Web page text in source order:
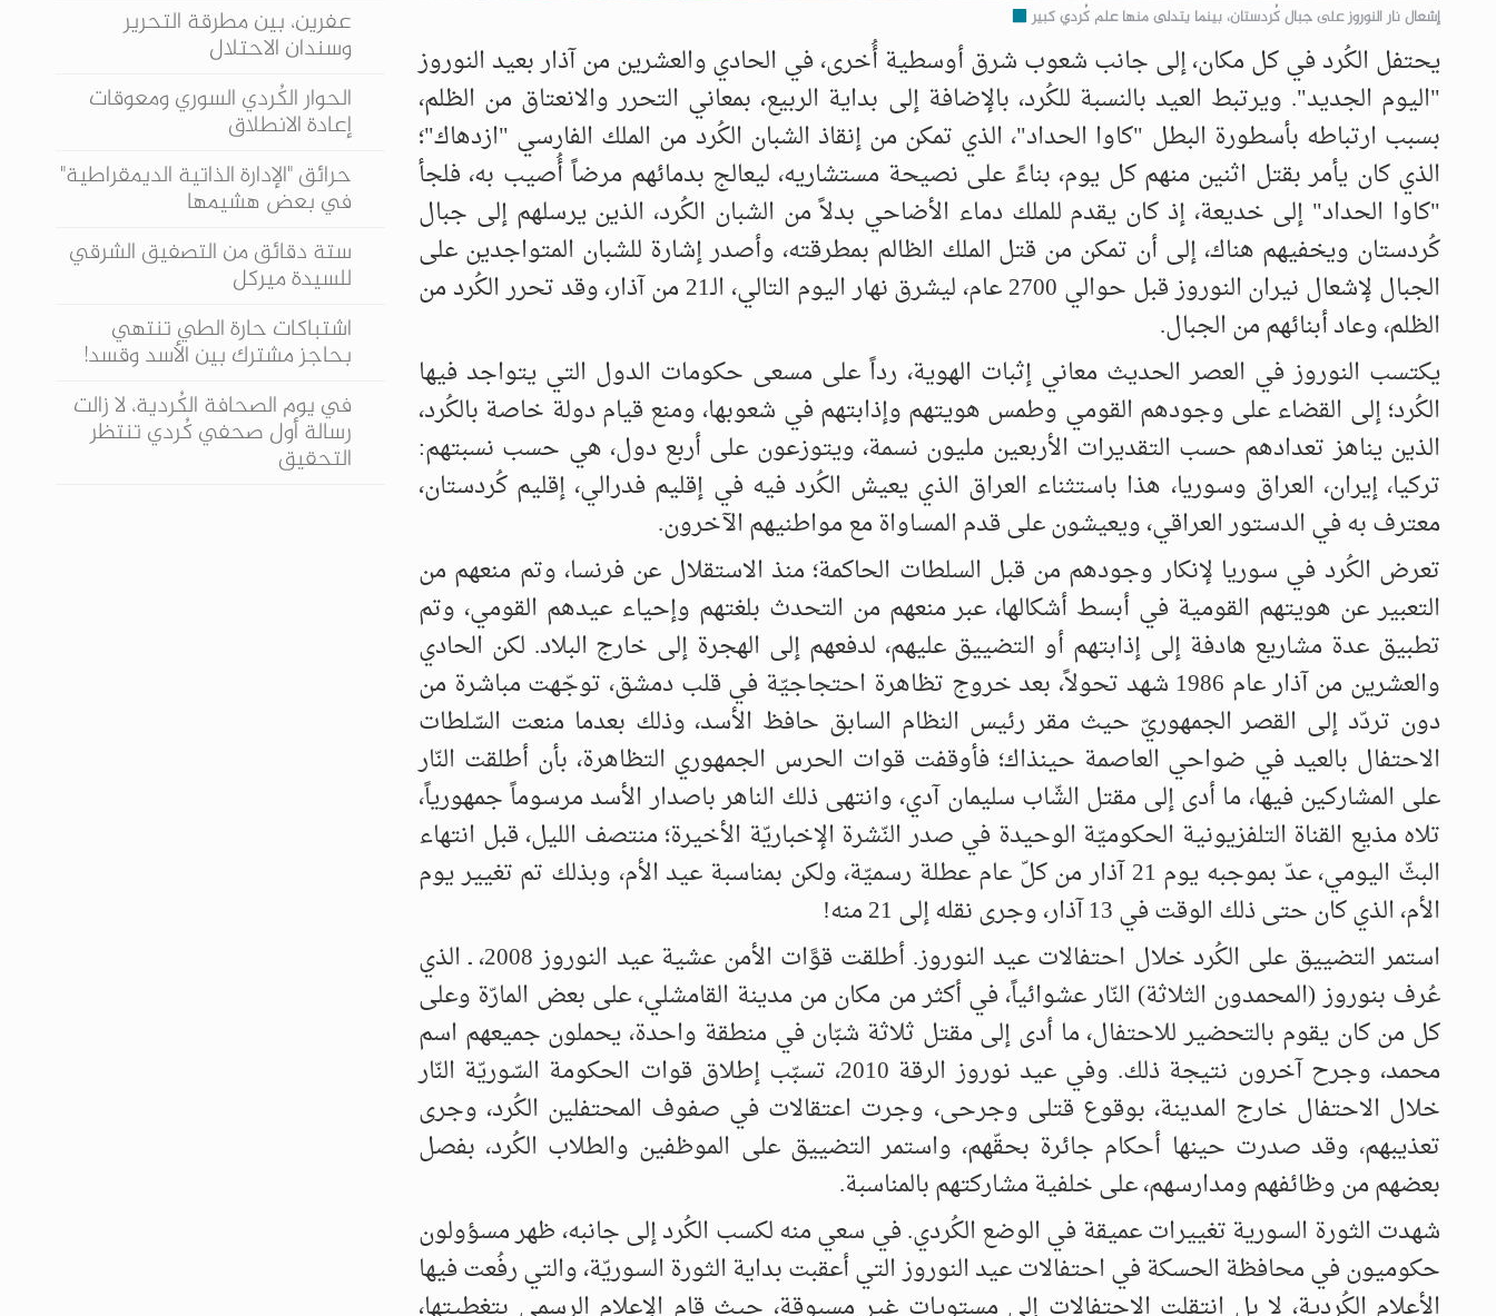
إشعال نار النوروز على جبال كُردستان، بينما يتدلى منها علم كُردي كبير
يحتفل الكُرد في كل مكان، إلى جانب شعوب شرق أوسطية أُخرى، في الحادي والعشرين من آذار بعيد النوروز
"اليوم الجديد". ويرتبط العيد بالنسبة للكُرد، بالإضافة إلى بداية الربيع، بمعاني التحرر والانعتاق من الظلم،
بسبب ارتباطه بأسطورة البطل "كاوا الحداد"، الذي تمكن من إنقاذ الشبان الكُرد من الملك الفارسي "ازدهاك"؛
الذي كان يأمر بقتل اثنين منهم كل يوم، بناءً على نصيحة مستشاريه، ليعالج بدمائهم مرضاً أُصيب به، فلجأ
"كاوا الحداد" إلى خديعة، إذ كان يقدم للملك دماء الأضاحي بدلاً من الشبان الكُرد، الذين يرسلهم إلى جبال
كُردستان ويخفيهم هناك، إلى أن تمكن من قتل الملك الظالم بمطرقته، وأصدر إشارة للشبان المتواجدين على
الجبال لإشعال نيران النوروز قبل حوالي 2700 عام، ليشرق نهار اليوم التالي، الـ21 من آذار، وقد تحرر الكُرد من
الظلم، وعاد أبنائهم من الجبال.
يكتسب النوروز في العصر الحديث معاني إثبات الهوية، رداً على مسعى حكومات الدول التي يتواجد فيها
الكُرد؛ إلى القضاء على وجودهم القومي وطمس هويتهم وإذابتهم في شعوبها، ومنع قيام دولة خاصة بالكُرد،
الذين يناهز تعدادهم حسب التقديرات الأربعين مليون نسمة، ويتوزعون على أربع دول، هي حسب نسبتهم:
تركيا، إيران، العراق وسوريا، هذا باستثناء العراق الذي يعيش الكُرد فيه في إقليم فدرالي، إقليم كُردستان،
معترف به في الدستور العراقي، ويعيشون على قدم المساواة مع مواطنيهم الآخرون.
تعرض الكُرد في سوريا لإنكار وجودهم من قبل السلطات الحاكمة؛ منذ الاستقلال عن فرنسا، وتم منعهم من
التعبير عن هويتهم القومية في أبسط أشكالها، عبر منعهم من التحدث بلغتهم وإحياء عيدهم القومي، وتم
تطبيق عدة مشاريع هادفة إلى إذابتهم أو التضييق عليهم، لدفعهم إلى الهجرة إلى خارج البلاد. لكن الحادي
والعشرين من آذار عام 1986 شهد تحولاً، بعد خروج تظاهرة احتجاجيّة في قلب دمشق، توجّهت مباشرة من
دون تردّد إلى القصر الجمهوريّ حيث مقر رئيس النظام السابق حافظ الأسد، وذلك بعدما منعت السّلطات
الاحتفال بالعيد في ضواحي العاصمة حينذاك؛ فأوقفت قوات الحرس الجمهوري التظاهرة، بأن أطلقت النّار
على المشاركين فيها، ما أدى إلى مقتل الشّاب سليمان آدي، وانتهى ذلك الناهر باصدار الأسد مرسوماً جمهورياً،
تلاه مذيع القناة التلفزيونية الحكوميّة الوحيدة في صدر النّشرة الإخباريّة الأخيرة؛ منتصف الليل، قبل انتهاء
البثّ اليومي، عدّ بموجبه يوم 21 آذار من كلّ عام عطلة رسميّة، ولكن بمناسبة عيد الأم، وبذلك تم تغيير يوم
الأم، الذي كان حتى ذلك الوقت في 13 آذار، وجرى نقله إلى 21 منه!
استمر التضييق على الكُرد خلال احتفالات عيد النوروز. أطلقت قوَّات الأمن عشية عيد النوروز 2008، ـ الذي
عُرف بنوروز (المحمدون الثلاثة) النّار عشوائياً، في أكثر من مكان من مدينة القامشلي، على بعض المارّة وعلى
كل من كان يقوم بالتحضير للاحتفال، ما أدى إلى مقتل ثلاثة شبّان في منطقة واحدة، يحملون جميعهم اسم
محمد، وجرح آخرون نتيجة ذلك. وفي عيد نوروز الرقة 2010، تسبّب إطلاق قوات الحكومة السّوريّة النّار
خلال الاحتفال خارج المدينة، بوقوع قتلى وجرحى، وجرت اعتقالات في صفوف المحتفلين الكُرد، وجرى
تعذيبهم، وقد صدرت حينها أحكام جائرة بحقّهم، واستمر التضييق على الموظفين والطلاب الكُرد، بفصل
بعضهم من وظائفهم ومدارسهم، على خلفية مشاركتهم بالمناسبة.
شهدت الثورة السورية تغييرات عميقة في الوضع الكُردي. في سعي منه لكسب الكُرد إلى جانبه، ظهر مسؤولون
حكوميون في محافظة الحسكة في احتفالات عيد النوروز التي أعقبت بداية الثورة السوريّة، والتي رفُعت فيها
عفرين، بين مطرقة التحرير
وسندان الاحتلال
الحوار الكُردي السوري ومعوقات
إعادة الانطلاق
حرائق "الإدارة الذاتية الديمقراطية"
في بعض هشيمها
ستة دقائق من التصفيق الشرقي
للسيدة ميركل
اشتباكات حارة الطي تنتهي
بحاجز مشترك بين الأسد وقسد!
في يوم الصحافة الكُردية، لا زالت
رسالة أول صحفي كُردي تنتظر
التحقيق